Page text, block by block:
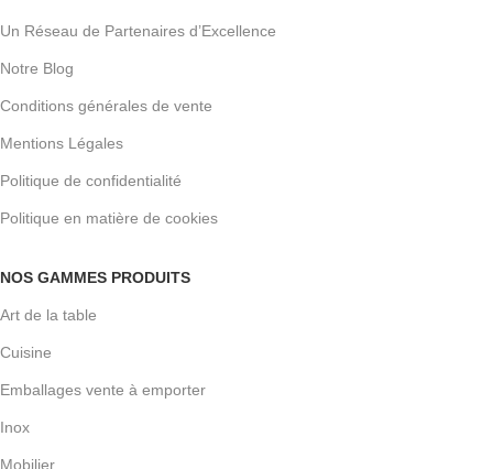
Un Réseau de Partenaires d’Excellence
Notre Blog
Conditions générales de vente
Mentions Légales
Politique de confidentialité
Politique en matière de cookies
NOS GAMMES PRODUITS
Art de la table
Cuisine
Emballages vente à emporter
Inox
Mobilier